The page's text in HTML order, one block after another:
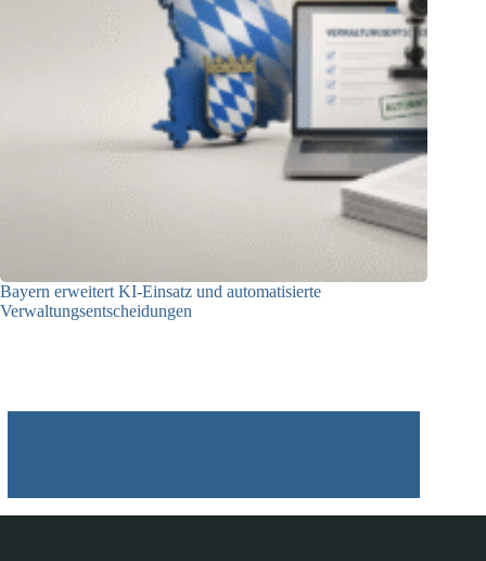
Bayern erweitert KI-Einsatz und automatisierte
Verwaltungsentscheidungen